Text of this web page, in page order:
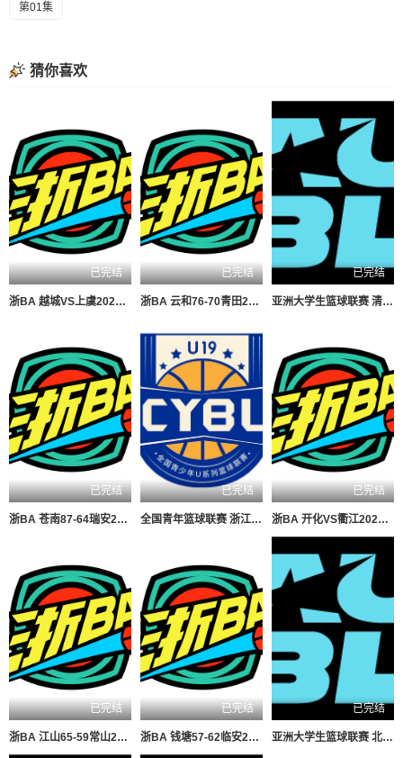
第01集
猜你喜欢
已完结
浙BA 越城VS上虞20260806
已完结
浙BA 云和76-70青田20260807
已完结
亚洲大学生篮球联赛 清华大学VS菲律宾大学20260806
已完结
浙BA 苍南87-64瑞安20260807
已完结
全国青年篮球联赛 浙江广厦84-74新疆广汇20260807
已完结
浙BA 开化VS衢江20260806
已完结
浙BA 江山65-59常山20260807
已完结
浙BA 钱塘57-62临安20260807
已完结
亚洲大学生篮球联赛 北京大学VS上海交通大学20260806